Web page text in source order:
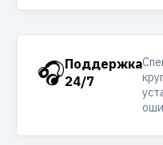
🎧Поддержка
24/7